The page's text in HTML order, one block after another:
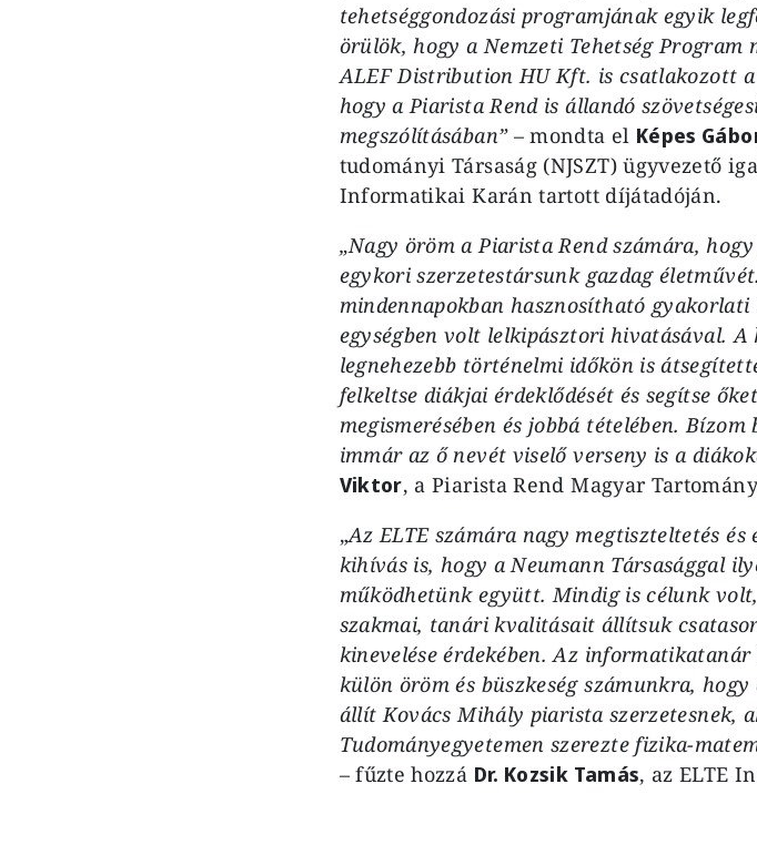
tehetséggondozási programjának egyik
örülök, hogy a Nemzeti Tehetség
ALEF Distribution HU Kft. is csatlakozott
hogy a Piarista Rend is állandó
megszólításában”– mondta el Képes
tudományi Társaság (NJSZT) ügyvezető
Informatikai Karán tartott díjátadóján.
„Nagy öröm a Piarista Rend számára,
egykori szerzetestársunk gazdag
mindennapokban hasznosítható
egységben volt lelkipásztori hivatásával.
legnehezebb történelmi időkön is
felkeltse diákjai érdeklődését és segítse
megismerésében és jobbá tételében.
immár az ő nevét viselő verseny is a
Viktor, a Piarista Rend Magyar
„Az ELTE számára nagy megtiszteltetés
kihívás is, hogy a Neumann Társasággal
működhetünk együtt. Mindig is célunk
szakmai, tanári kvalitásait állítsuk
kinevelése érdekében. Az
külön öröm és büszkeség számunkra,
állít Kovács Mihály piarista szerzetesnek,
Tudományegyetemen szerezte fizika-
– fűzte hozzá Dr. Kozsik Tamás, az ELTE